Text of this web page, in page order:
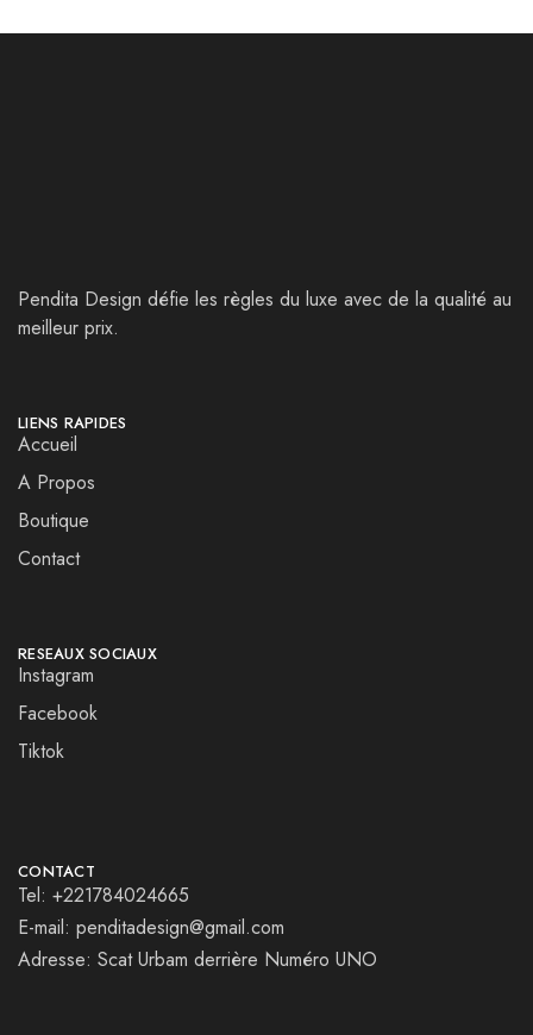
Pendita Design défie les règles du luxe avec de la qualité au
meilleur prix.
LIENS RAPIDES
Accueil
A Propos
Boutique
Contact
RESEAUX SOCIAUX
Instagram
Facebook
Tiktok
CONTACT
Tel: +221784024665
E-mail: penditadesign@gmail.com
Adresse: Scat Urbam derrière Numéro UNO